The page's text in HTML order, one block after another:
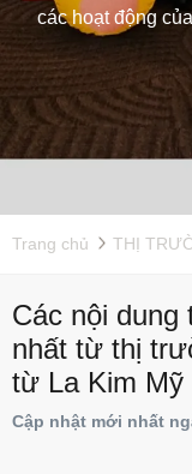
các hoạt động
Trang chủ THỊ
Các nội
nhất từ thị
từ La Kim Mỹ
Cập nhật mới nhất